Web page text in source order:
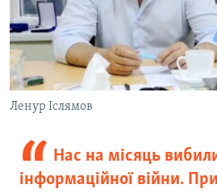
Ленур Іслямов
Нас на місяць
інформаційної війни.